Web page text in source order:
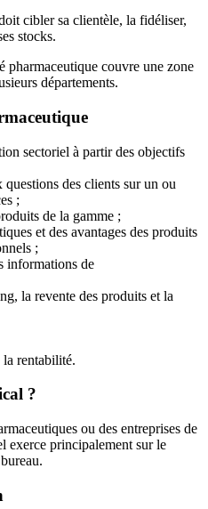
cibler sa clientèle, la fidéliser,
stocks.
pharmaceutique couvre une zone
départements.
sectoriel à partir des objectifs
des clients sur un ou
;
de la gamme ;
et des avantages des produits
;
informations de
la revente des produits et la
la rentabilité.
?
ou des entreprises de
exerce principalement sur le